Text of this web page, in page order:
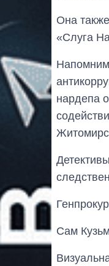
Она
«Слуга
нардепа
Сам